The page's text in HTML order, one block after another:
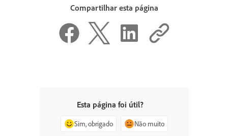
Compartilhar esta página
Esta página foi útil?
Sim, obrigado Não muito